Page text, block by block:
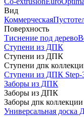
Вид
Коммерческая
Поверхность
Тиснение под дерево
Ступени из ДПК
Ступени из ДПК
Ступени дпк
Ступени из ДПК Step-
Заборы из ДПК
Заборы из ДПК
Заборы дпк коллекции
Универсальная доска